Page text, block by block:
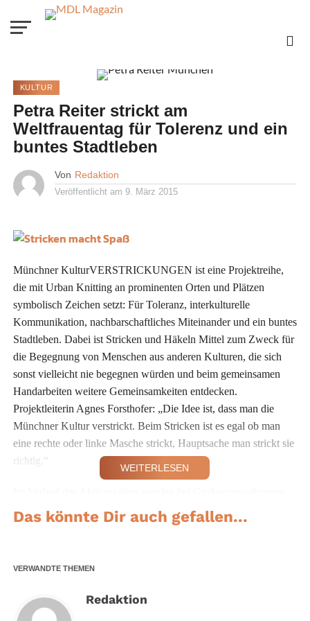
KULTUR
Petra Reiter strickt am
Weltfrauentag für Tolerenz und ein
buntes Stadtleben
Von Redaktion
Veröffentlicht am 9. März 2015
Münchner KulturVERSTRICKUNGEN ist eine Projektreihe,
die mit Urban Knitting an prominenten Orten und Plätzen
symbolisch Zeichen setzt: Für Toleranz, interkulturelle
Kommunikation, nachbarschaftliches Miteinander und ein buntes
Stadtleben. Dabei ist Stricken und Häkeln Mittel zum Zweck für
die Begegnung von Menschen aus anderen Kulturen, die sich
sonst vielleicht nie begegnen würden und beim gemeinsamen
Handarbeiten weitere Gemeinsamkeiten entdecken.
Projektleiterin Agnes Forsthofer: „Die Idee ist, dass man die
Münchner Kultur verstrickt. Beim Stricken ist es egal ob man
eine rechte oder linke Masche strickt, Hauptsache man strickt sie
richtig.“
wie dem Streetlife-Festival und dem Weltspieltag, mehr und
mehr Münchner Mitstricker/innen motiviert, sich für ein buntes
WEITERLESEN
Das könnte Dir auch gefallen...
VERWANDTE THEMEN
Redaktion